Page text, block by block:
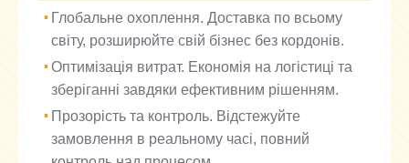
Глобальне охоплення. Доставка по всьому
світу, розширюйте свій бізнес без кордонів.
Оптимізація витрат. Економія на логістиці та
зберіганні завдяки ефективним рішенням.
Прозорість та контроль. Відстежуйте
замовлення в реальному часі, повний